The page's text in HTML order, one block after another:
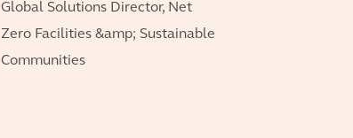
Global Solutions Director, Net
Zero Facilities &amp; Sustainable
Communities